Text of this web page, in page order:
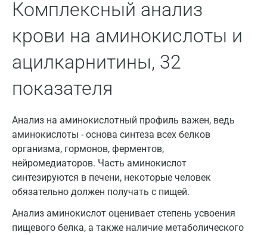
Комплексный анализ
крови на аминокислоты и
ацилкарнитины, 32
показателя
Анализ на аминокислотный профиль важен, ведь
аминокислоты - основа синтеза всех белков
организма, гормонов, ферментов,
нейромедиаторов. Часть аминокислот
синтезируются в печени, некоторые человек
обязательно должен получать с пищей.
Анализ аминокислот оценивает степень усвоения
пищевого белка, а также наличие метаболического
Екатеринбург
Жуковский
Ивантеевка
Ижевск
Истра
Йошкар-Ола
Калининград